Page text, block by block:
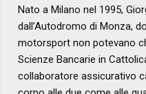
Nato a Milano nel 1995,
dall’Autodromo di Monza,
motorsport non potevano
Scienze Bancarie in
collaboratore assicurativo